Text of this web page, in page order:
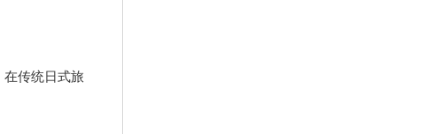
在传统日式旅